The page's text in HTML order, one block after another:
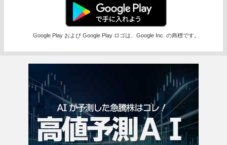
Google Play および Google Play ロゴは、Google Inc. の商標です。